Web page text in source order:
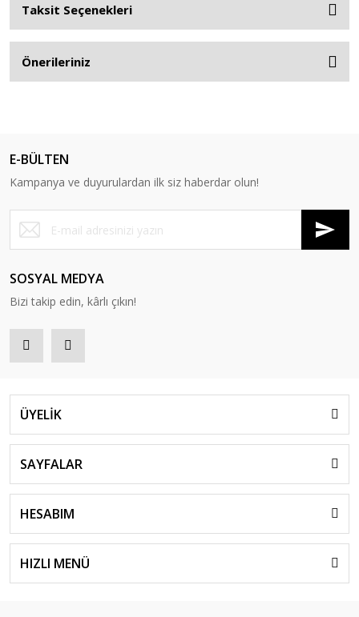
Taksit Seçenekleri
Önerileriniz
E-BÜLTEN
Kampanya ve duyurulardan ilk siz haberdar olun!
SOSYAL MEDYA
Bizi takip edin, kârlı çıkın!
ÜYELİK
SAYFALAR
HESABIM
HIZLI MENÜ